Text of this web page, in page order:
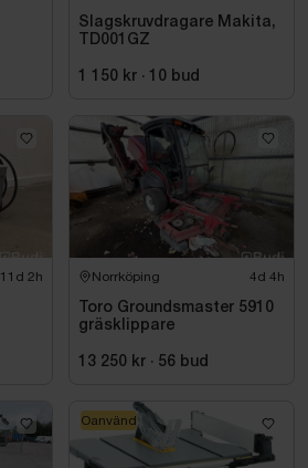
Slagskruvdragare Makita,
TD001GZ
1 150 kr · 10 bud
11d 2h Norrköping 4d 4h
Toro Groundsmaster 5910
gräsklippare
13 250 kr · 56 bud
Oanvänd